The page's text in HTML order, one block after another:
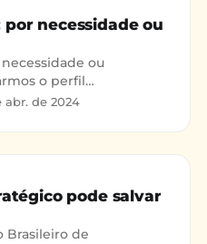
necessidade ou
ou
o perfil
brasileiros,
abr. de 2024
pode salvar
Brasileiro de